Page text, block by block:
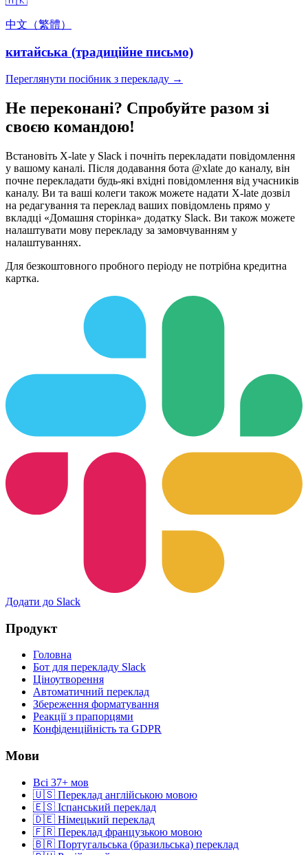
中文（繁體）
китайська (традиційне письмо)
Переглянути посібник з перекладу →
Не переконані? Спробуйте разом зі
своєю командою!
Встановіть X-late у Slack і почніть перекладати повідомлення
у вашому каналі. Після додавання бота @xlate до каналу, він
почне перекладати будь-які вхідні повідомлення від учасників
каналу. Ви та ваші колеги також можете надати X-late дозвіл
на редагування та переклад ваших повідомлень прямо у
вкладці «Домашня сторінка» додатку Slack. Ви також можете
налаштувати мову перекладу за замовчуванням у
налаштуваннях.
Для безкоштовного пробного періоду не потрібна кредитна
картка.
Додати до Slack
Продукт
Головна
Бот для перекладу Slack
Ціноутворення
Автоматичний переклад
Збереження форматування
Реакції з прапорцями
Конфіденційність та GDPR
Мови
Всі 37+ мов
🇺🇸 Переклад англійською мовою
🇪🇸 Іспанський переклад
🇩🇪 Німецький переклад
🇫🇷 Переклад французькою мовою
🇧🇷 Португальська (бразильська) переклад